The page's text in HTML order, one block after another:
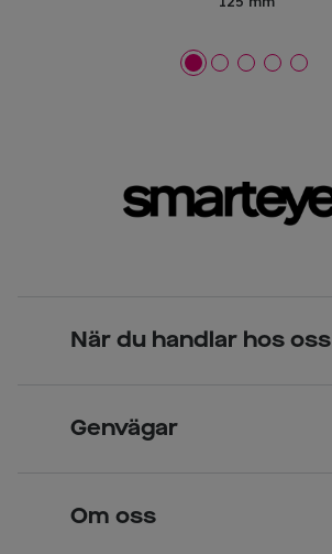
När du handlar hos oss
Över 70 butiker
Genvägar
Om oss